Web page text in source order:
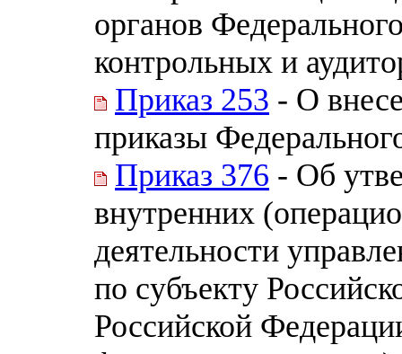
органов
контрольных и
Приказ 253 - О
приказы
Приказ 376 - Об
внутренних
деятельности
по субъекту
Российской